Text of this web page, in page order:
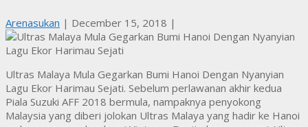
Arenasukan | December 15, 2018 |
Ultras Malaya Mula Gegarkan Bumi Hanoi Dengan Nyanyian
Lagu Ekor Harimau Sejati. Sebelum perlawanan akhir kedua
Piala Suzuki AFF 2018 bermula, nampaknya penyokong
Malaysia yang diberi jolokan Ultras Malaya yang hadir ke Hanoi